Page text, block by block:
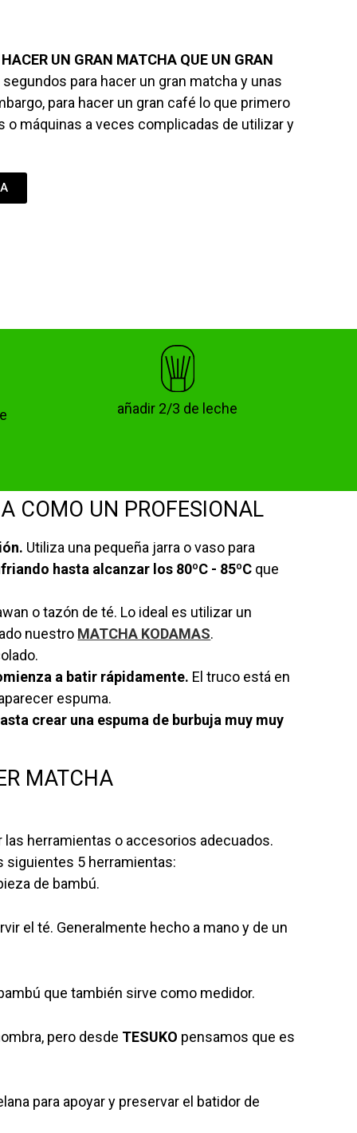
UN GRAN MATCHA QUE UN GRAN
para hacer un gran matcha y unas
para hacer un gran café lo que primero
máquinas a veces complicadas de utilizar y
añadir 2/3 de leche
COMO UN PROFESIONAL
Utiliza una pequeña jarra o vaso para
hasta alcanzar los 80ºC - 85ºC que
o tazón de té. Lo ideal es utilizar un
nuestro MATCHA KODAMAS.
a batir rápidamente. El truco está en
espuma.
crear una espuma de burbuja muy muy
MATCHA
las herramientas o accesorios adecuados.
siguientes 5 herramientas:
de bambú.
el té. Generalmente hecho a mano y de un
que también sirve como medidor.
pero desde TESUKO pensamos que es
para apoyar y preservar el batidor de